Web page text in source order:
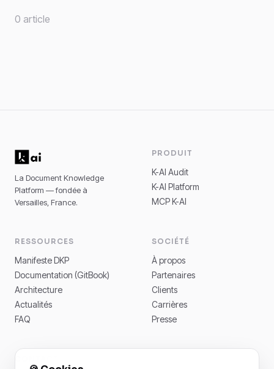
0 article
La Document Knowledge
Platform — fondée à
Versailles, France.
PRODUIT
K-AI Audit
K-AI Platform
MCP K-AI
RESSOURCES
Manifeste DKP
Documentation (GitBook)
Architecture
Actualités
FAQ
SOCIÉTÉ
À propos
Partenaires
Clients
Carrières
Presse